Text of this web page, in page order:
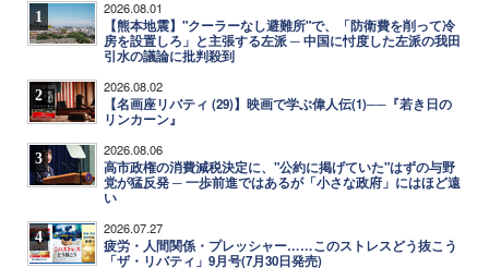
1 2026.08.01
【熊本地震】"クーラーなし避難所"で、「防衛費を削って冷
房を設置しろ」と主張する左派 ─ 中国に忖度した左派の我田
引水の議論に批判殺到
2 2026.08.02
【名画座リバティ (29)】映画で学ぶ偉人伝(1)──『若き日の
リンカーン』
3 2026.08.06
高市政権の消費減税決定に、"公約に掲げていた"はずの与野
党が猛反発 ─ 一歩前進ではあるが「小さな政府」にはほど遠
い
4 2026.07.27
疲労・人間関係・プレッシャー……このストレスどう抜こう
「ザ・リバティ」9月号(7月30日発売)